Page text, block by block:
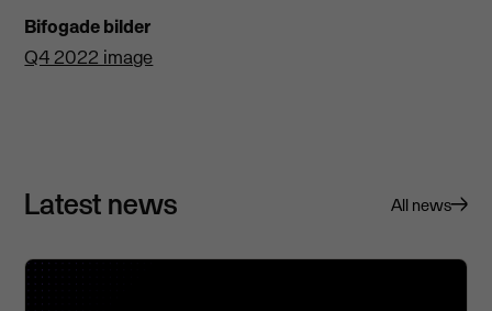
Bifogade bilder
Q4 2022 image
Latest news All news